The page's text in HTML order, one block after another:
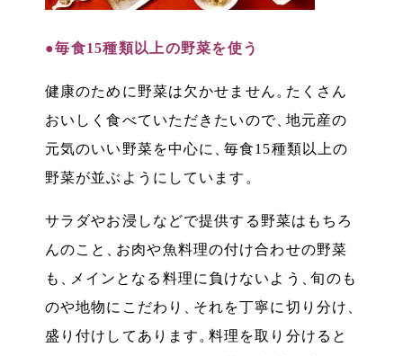
●毎食15種類以上の野菜を使う
健康のために野菜は欠かせません 。たくさん
おいしく食べていただきたいので、地元産の
元気のいい野菜を中心に
、
毎食15種類以上の
野菜が並ぶようにしています 。
サラダやお浸しなどで提供する野菜はもちろ
んのこと
、お肉や魚料理の付け合わせの野菜
も
、メインとなる料理に負けないよう 、
旬のも
のや地物にこだわり
、それを丁寧に切り分け
盛り付けしてあります 。料理を取り分けると